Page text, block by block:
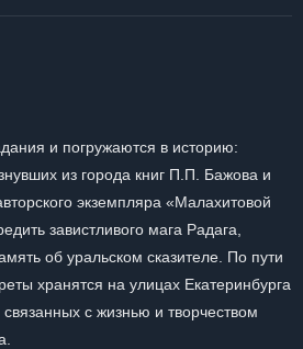
и погружаются в историю:
из города книг П.П. Бажова и
экземпляра «Малахитовой
завистливого мага Радага,
об уральском сказителе. По пути
хранятся на улицах Екатеринбурга
с жизнью и творчеством